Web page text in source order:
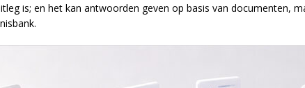
is; en het kan antwoorden geven op basis van documenten,